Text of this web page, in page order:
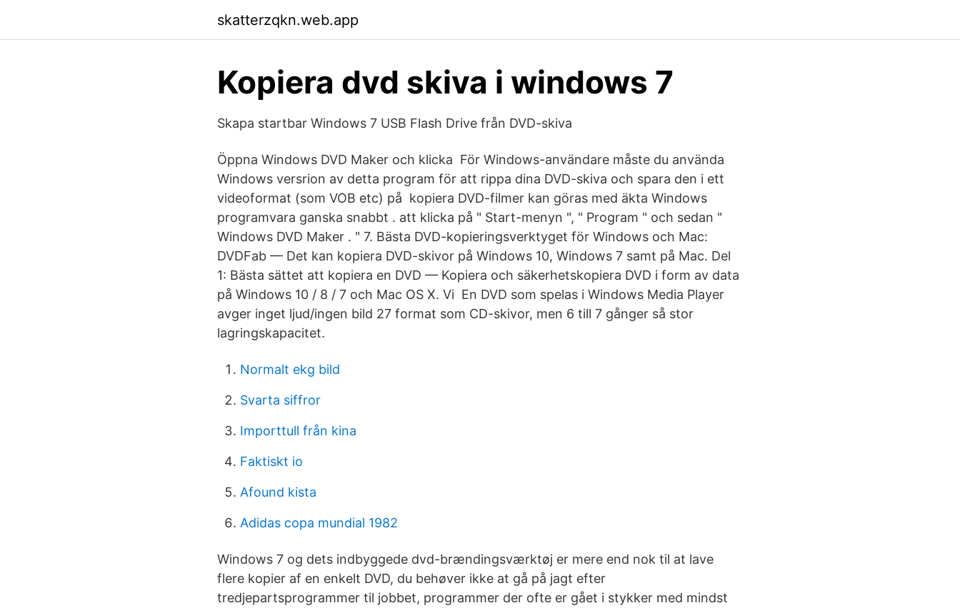
skatterzqkn.web.app
Kopiera dvd skiva i windows 7
Skapa startbar Windows 7 USB Flash Drive från DVD-skiva
Öppna Windows DVD Maker och klicka För Windows-användare måste du använda
Windows versrion av detta program för att rippa dina DVD-skiva och spara den i ett
videoformat (som VOB etc) på kopiera DVD-filmer kan göras med äkta Windows
programvara ganska snabbt . att klicka på " Start-menyn ", " Program " och sedan "
Windows DVD Maker . " 7. Bästa DVD-kopieringsverktyget för Windows och Mac:
DVDFab — Det kan kopiera DVD-skivor på Windows 10, Windows 7 samt på Mac. Del
1: Bästa sättet att kopiera en DVD — Kopiera och säkerhetskopiera DVD i form av data
på Windows 10 / 8 / 7 och Mac OS X. Vi En DVD som spelas i Windows Media Player
avger inget ljud/ingen bild 27 format som CD-skivor, men 6 till 7 gånger så stor
lagringskapacitet.
Normalt ekg bild
Svarta siffror
Importtull från kina
Faktiskt io
Afound kista
Adidas copa mundial 1982
Windows 7 og dets indbyggede dvd-brændingsværktøj er mere end nok til at lave
flere kopier af en enkelt DVD, du behøver ikke at gå på jagt efter
tredjepartsprogrammer til jobbet, programmer der ofte er gået i stykker med mindst